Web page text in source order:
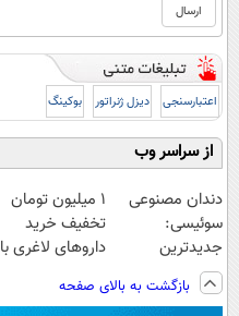
اعتبارسنجی دیزل ژنراتور بوکینگ
از سراسر وب
دندان مصنوعی
سوئیسی:
جدیدترین
فناوری اروپا،
سبک و مقاوم |
1 میلیون تومان
تخفیف خرید
داروهای لاغری با
داروخانه و پک
بازگشت به بالای صفحه